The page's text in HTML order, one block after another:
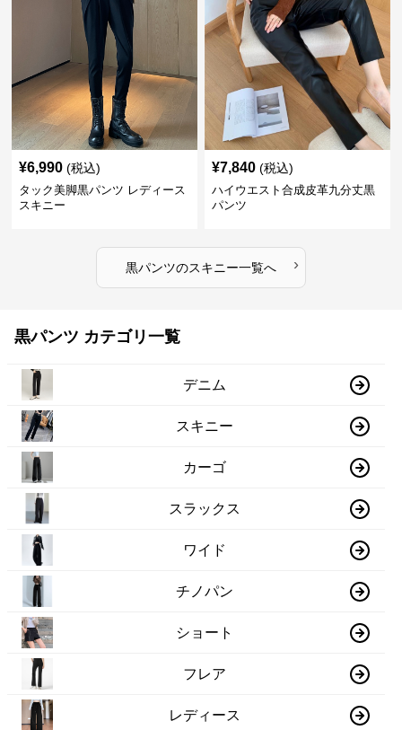
¥6,990 (税込)
タック美脚黒パンツ レディース
スキニー
¥7,840 (税込)
ハイウエスト合成皮革九分丈黒
パンツ
黒パンツのスキニー一覧へ ›
黒パンツ カテゴリ一覧
デニム
スキニー
カーゴ
スラックス
ワイド
チノパン
ショート
フレア
レディース